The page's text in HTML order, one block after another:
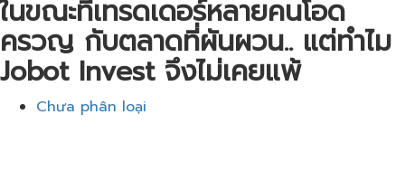
ในขณะที่เทรดเดอร์หลายคนโอด
ครวญ กับตลาดที่ผันผวน.. แต่​ทำไม​
Jobot​ Invest​ จึงไม่เคยแพ้
Chưa phân loại